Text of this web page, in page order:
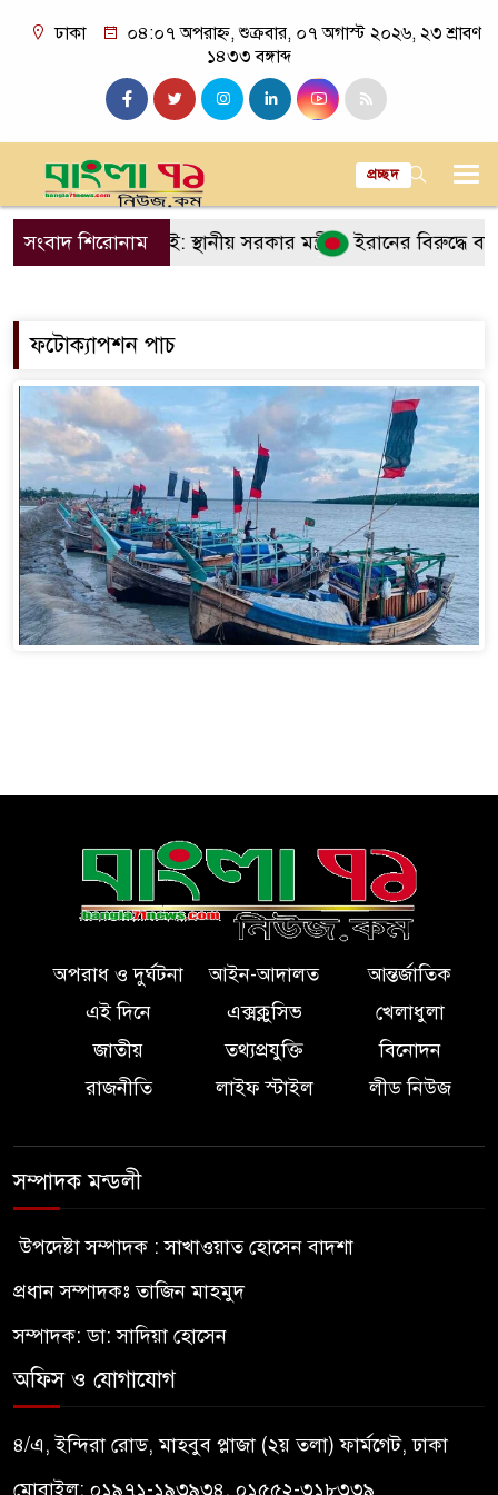
ঢাকা
০৪:০৭ অপরাহ্ন, শুক্রবার, ০৭ অগাস্ট ২০২৬, ২৩ শ্রাবণ
১৪৩৩ বঙ্গাব্দ
প্রচ্ছদ
সংবাদ শিরোনাম
বিকল্প নেই: স্থানীয় সরকার মন্ত্রী ইরানের বিরুদ্ধে
ফটোক্যাপশন পাচ
অপরাধ ও দুর্ঘটনা আইন-আদালত
আন্তর্জাতিক
এই দিনে
এক্সক্লুসিভ
খেলাধুলা
জাতীয়
তথ্যপ্রযুক্তি
বিনোদন
রাজনীতি
লাইফ স্টাইল লীড নিউজ
সম্পাদক মন্ডলী
উপদেষ্টা সম্পাদক : সাখাওয়াত হোসেন বাদশা
প্রধান সম্পাদকঃ তাজিন মাহমুদ
সম্পাদক: ডা: সাদিয়া হোসেন
অফিস ও যোগাযোগ
৪/এ, ইন্দিরা রোড, মাহবুব প্লাজা (২য় তলা) ফার্মগেট, ঢাকা
মোবাইল: ০১৯৭১-১৯৩৯৩৪, ০১৫৫২-৩১৮৩৩৯